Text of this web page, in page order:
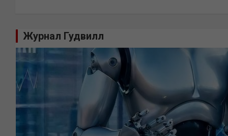
Журнал Гудвилл